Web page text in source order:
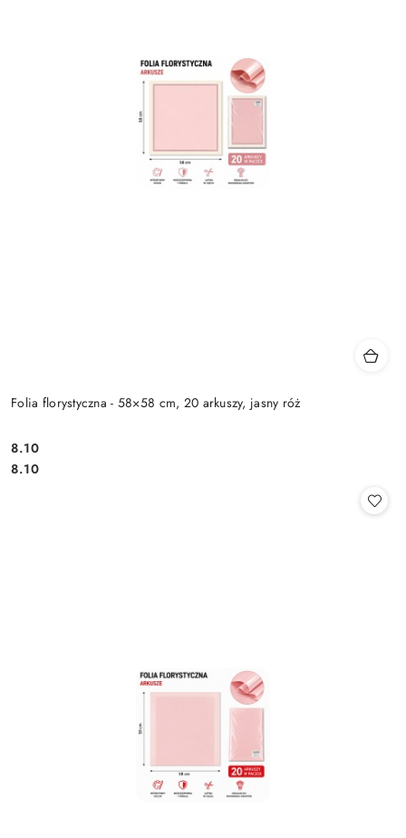
Folia florystyczna - 58×58 cm, 20 arkuszy, jasny róż
Cena:
8.10
Cena:
8.10